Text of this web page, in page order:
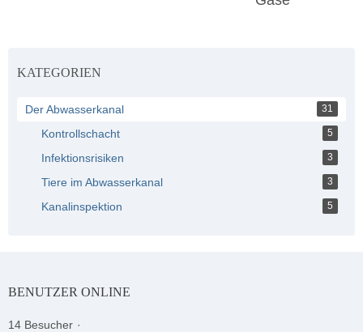
KATEGORIEN
Der Abwasserkanal 31
Kontrollschacht 5
Infektionsrisiken 3
Tiere im Abwasserkanal 3
Kanalinspektion 5
BENUTZER ONLINE
14 Besucher